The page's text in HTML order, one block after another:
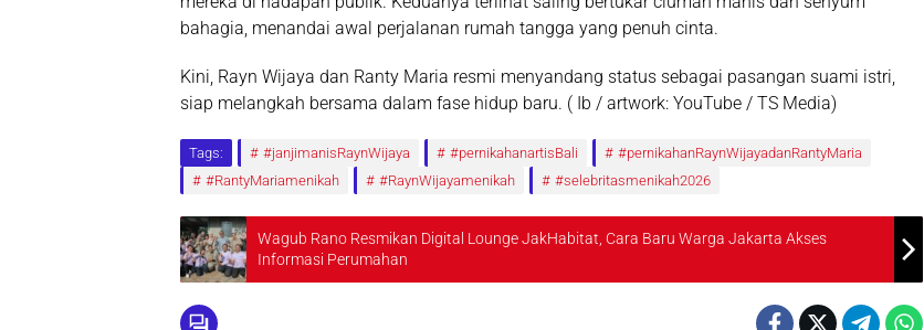
bahagia, menandai awal perjalanan rumah tangga yang penuh cinta.
Kini, Rayn Wijaya dan Ranty Maria resmi menyandang status sebagai pasangan suami istri,
siap melangkah bersama dalam fase hidup baru. ( Ib / artwork: YouTube / TS Media)
Tags: #janjimanisRaynWijaya #pernikahanartisBali
#pernikahanRaynWijayadanRantyMaria
#RantyMariamenikah
#RaynWijayamenikah #selebritasmenikah2026
Wagub Rano Resmikan Digital Lounge JakHabitat, Cara Baru Warga Jakarta Akses
Informasi Perumahan